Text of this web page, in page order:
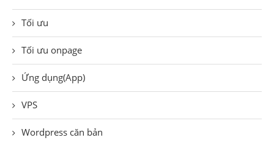
Tối ưu
Tối ưu onpage
Ứng dụng(App)
VPS
Wordpress căn bản